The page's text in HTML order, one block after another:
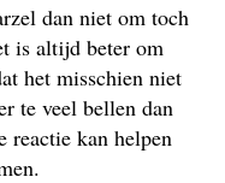
dan niet om toch
is altijd beter om
het misschien niet
te veel bellen dan
reactie kan helpen